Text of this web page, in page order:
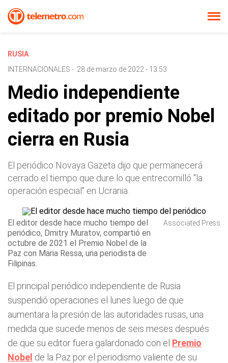
RUSIA
INTERNACIONALES - 28 de marzo de 2022 - 13:53
Medio independiente
editado por premio Nobel
cierra en Rusia
El periódico Novaya Gazeta dijo que permanecerá
cerrado el tiempo que dure lo que entrecomilló "la
operación especial" en Ucrania.
El editor desde hace mucho tiempo del
periódico, Dmitry Muratov, compartió en
octubre de 2021 el Premio Nobel de la
Paz con Maria Ressa, una periodista de
Filipinas.
Associated Press
El principal periódico independiente de Rusia
suspendió operaciones el lunes luego de que
aumentara la presión de las autoridades rusas, una
medida que sucede menos de seis meses después
de que su editor fuera galardonado con el Premio
Nobel de la Paz por el periodismo valiente de su